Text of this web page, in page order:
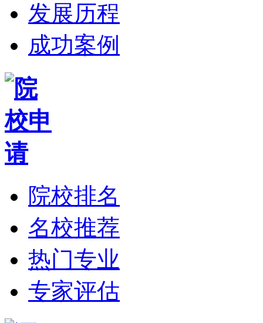
发展历程
成功案例
院校排名
名校推荐
热门专业
专家评估